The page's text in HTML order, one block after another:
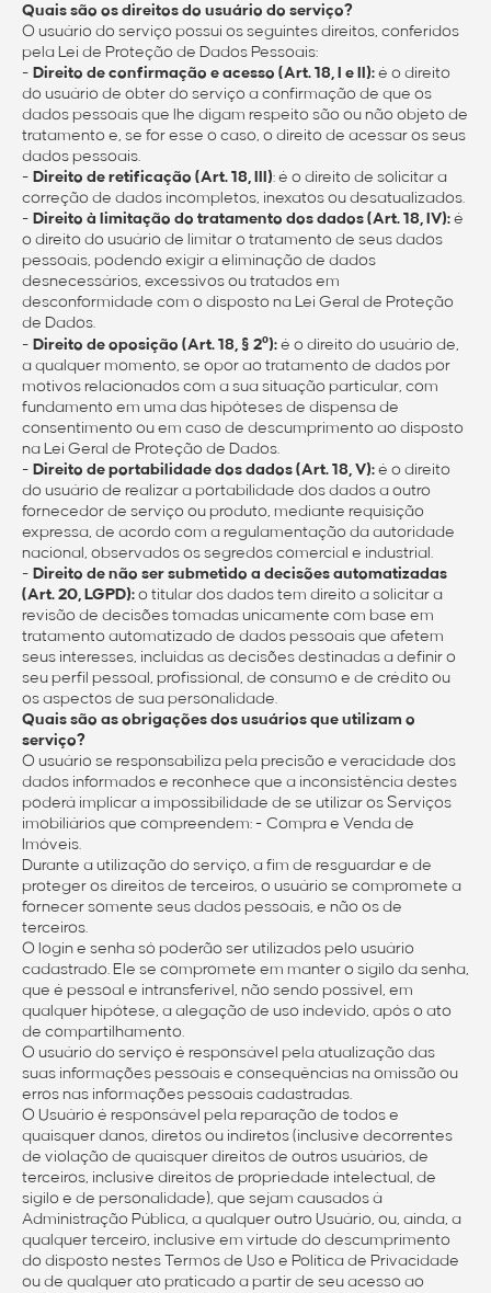
Quais são os direitos do usuário do serviço?
O usuário do serviço possui os seguintes direitos, conferidos
pela Lei de Proteção de Dados Pessoais:
- Direito de confirmação e acesso (Art. 18, I e II):é o direito
do usuário de obter do serviço a confirmação de que os
dados pessoais que lhe digam respeito são ou não objeto de
tratamento e, se for esse o caso, o direito de acessar os seus
dados pessoais.
- Direito de retificação (Art. 18, III): é o direito de solicitar a
correção de dados incompletos, inexatos ou desatualizados.
- Direito à limitação do tratamento dos dados (Art. 18, IV):é
o direito do usuário de limitar o tratamento de seus dados
pessoais, podendo exigir a eliminação de dados
desnecessários, excessivos ou tratados em
desconformidade com o disposto na Lei Geral de Proteção
de Dados.
- Direito de oposição (Art. 18, § 2º):é o direito do usuário de,
a qualquer momento, se opor ao tratamento de dados por
motivos relacionados com a sua situação particular, com
fundamento em uma das hipóteses de dispensa de
consentimento ou em caso de descumprimento ao disposto
na Lei Geral de Proteção de Dados.
- Direito de portabilidade dos dados (Art. 18, V):é o direito
do usuário de realizar a portabilidade dos dados a outro
fornecedor de serviço ou produto, mediante requisição
expressa, de acordo com a regulamentação da autoridade
nacional, observados os segredos comercial e industrial.
- Direito de não ser submetido a decisões automatizadas
(Art. 20, LGPD):o titular dos dados tem direito a solicitar a
revisão de decisões tomadas unicamente com base em
tratamento automatizado de dados pessoais que afetem
seus interesses, incluídas as decisões destinadas a definir o
seu perfil pessoal, profissional, de consumo e de crédito ou
os aspectos de sua personalidade.
Quais são as obrigações dos usuários que utilizam o
serviço?
O usuário se responsabiliza pela precisão e veracidade dos
dados informados e reconhece que a inconsistência destes
poderá implicar a impossibilidade de se utilizar os Serviços
imobiliários que compreendem: - Compra e Venda de
Imóveis.
Durante a utilização do serviço, a fim de resguardar e de
proteger os direitos de terceiros, o usuário se compromete a
fornecer somente seus dados pessoais, e não os de
terceiros.
O login e senha só poderão ser utilizados pelo usuário
cadastrado. Ele se compromete em manter o sigilo da senha,
que é pessoal e intransferível, não sendo possível, em
qualquer hipótese, a alegação de uso indevido, após o ato
de compartilhamento.
O usuário do serviço é responsável pela atualização das
suas informações pessoais e consequências na omissão ou
erros nas informações pessoais cadastradas.
O Usuário é responsável pela reparação de todos e
quaisquer danos, diretos ou indiretos (inclusive decorrentes
de violação de quaisquer direitos de outros usuários, de
terceiros, inclusive direitos de propriedade intelectual, de
sigilo e de personalidade), que sejam causados à
Administração Pública, a qualquer outro Usuário, ou, ainda, a
qualquer terceiro, inclusive em virtude do descumprimento
do disposto nestes Termos de Uso e Política de Privacidade
ou de qualquer ato praticado a partir de seu acesso ao